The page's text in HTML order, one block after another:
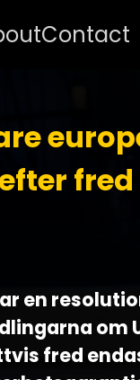
Contact
en
om
fred